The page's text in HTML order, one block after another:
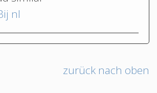
nl
zurück nach oben